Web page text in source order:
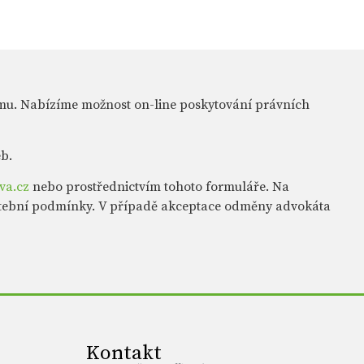
Nabízíme možnost on-line poskytování právních
nebo prostřednictvím tohoto formuláře. Na
podmínky. V případě akceptace odměny advokáta
Kontakt